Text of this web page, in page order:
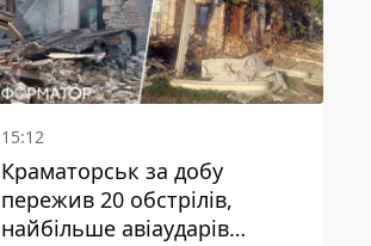
15:12
Краматорськ за добу
пережив 20 обстрілів,
найбільше авіаударів